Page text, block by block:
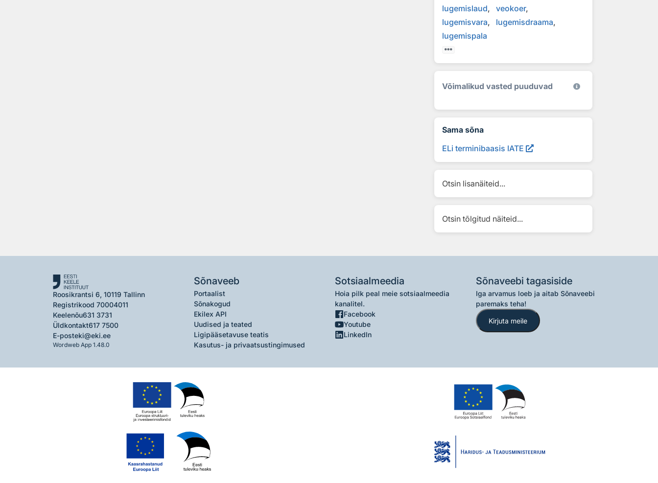
lugemislaud
veokoer
lugemisvara
lugemisdraama
lugemispala
Võimalikud vasted puuduvad
Sama sõna
ELi terminibaasis IATE
Otsin lisanäiteid...
Otsin tõlgitud näiteid...
Roosikrantsi 6, 10119 Tallinn
Registrikood 70004011
Keelenõu631 3731
Üldkontakt617 7500
E-posteki@eki.ee
Wordweb App 1.48.0
Sõnaveeb
Portaalist
Sõnakogud
Ekilex API
Uudised ja teated
Ligipääsetavuse teatis
Kasutus- ja privaatsustingimused
Sotsiaalmeedia
Hoia pilk peal meie sotsiaalmeedia
kanalitel.
Facebook
Youtube
LinkedIn
Sõnaveebi tagasiside
Iga arvamus loeb ja aitab Sõnaveebi
paremaks teha!
Kirjuta meile